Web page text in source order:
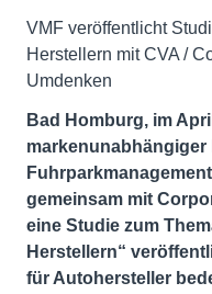
VMF veröffentlicht
Herstellern mit CVA /
Umdenken
Bad Homburg, im
markenunabhängiger
gemeinsam mit
eine Studie zum
Herstellern“
für Autohersteller